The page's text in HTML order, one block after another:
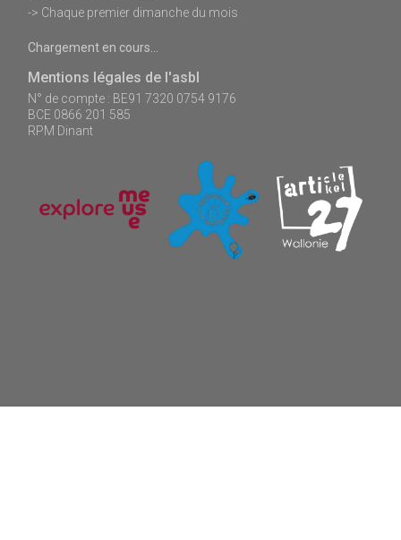
-> Chaque premier dimanche du mois
Chargement en cours...
Mentions légales de l'asbl
N° de compte : BE91 7320 0754 9176
BCE 0866 201 585
RPM Dinant